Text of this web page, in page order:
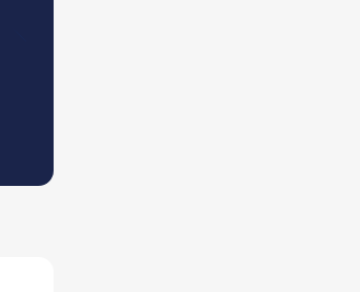
Psykoterapeutti